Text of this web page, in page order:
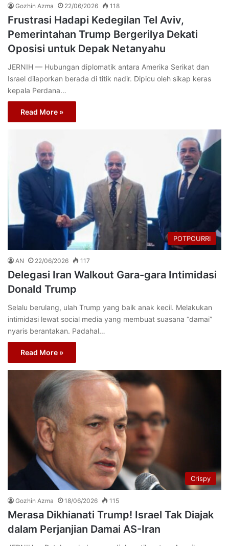
Gozhin Azma 22/06/2026 118
Frustrasi Hadapi Kedegilan Tel Aviv,
Pemerintahan Trump Bergerilya Dekati
Oposisi untuk Depak Netanyahu
JERNIH — Hubungan diplomatik antara Amerika Serikat dan
Israel dilaporkan berada di titik nadir. Dipicu oleh sikap keras
kepala Perdana…
Read More »
POTPOURRI
AN 22/06/2026 117
Delegasi Iran Walkout Gara-gara Intimidasi
Donald Trump
Selalu berulang, ulah Trump yang baik anak kecil. Melakukan
intimidasi lewat social media yang membuat suasana “damai”
nyaris berantakan. Padahal…
Read More »
Crispy
Gozhin Azma 18/06/2026 115
Merasa Dikhianati Trump! Israel Tak Diajak
dalam Perjanjian Damai AS-Iran